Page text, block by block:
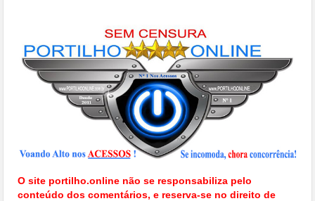
O site portilho.online não se responsabiliza pelo
conteúdo dos comentários, e reserva-se no direito de